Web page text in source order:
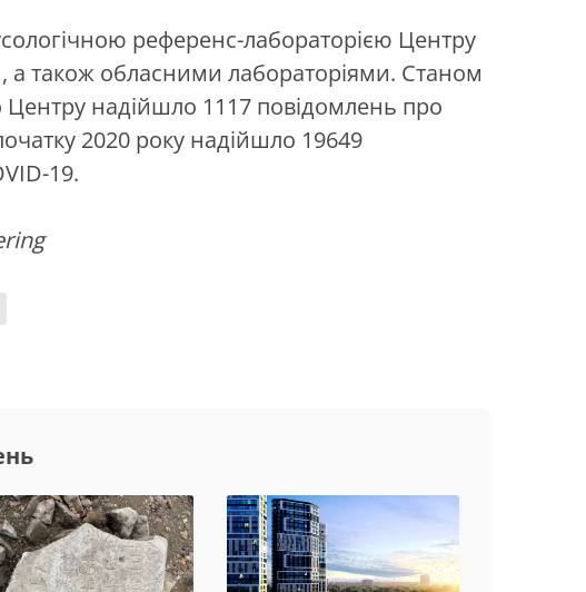
референс-лабораторією Центру
а також обласними лабораторіями. Станом
Центру надійшло 1117 повідомлень про
2020 року надійшло 19649
19.